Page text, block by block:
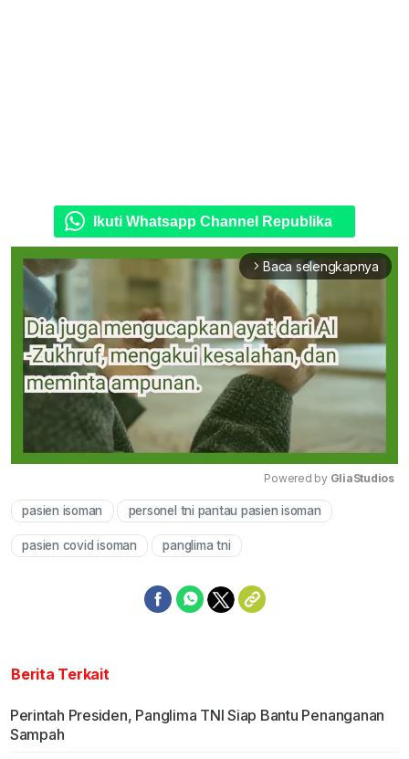
Ikuti Whatsapp Channel Republika
arrow_forward_ios Baca selengkapnya
Powered by GliaStudios
pasien isoman personel tni pantau pasien isoman
pasien covid isoman panglima tni
Berita Terkait
Perintah Presiden, Panglima TNI Siap Bantu Penanganan
Sampah